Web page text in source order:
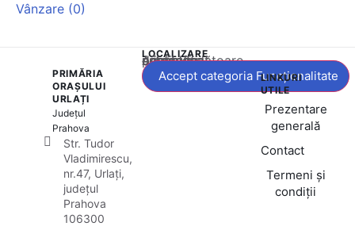
Vânzare (0)
PRIMĂRIA
ORAȘULUI
URLAȚI
Județul
Prahova
Str. Tudor
Vladimirescu,
nr.47, Urlați,
județul
Prahova
106300
LOCALIZARE
Acest conținut este blocat până când acceptați categoria corespunzătoare de cookie-uri.
Accept categoria Funcționalitate
LINKURI
UTILE
Prezentare
generală
Contact
Termeni și
condiții